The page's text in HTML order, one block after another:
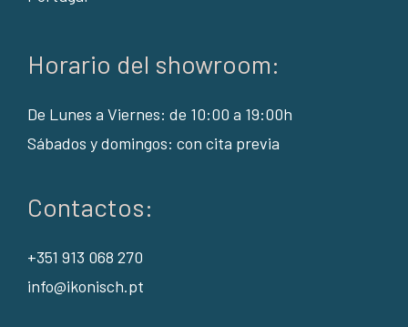
Horario del showroom:
De Lunes a Viernes: de 10:00 a 19:00h
Sábados y domingos: con cita previa
Contactos:
+351 913 068 270
info@ikonisch.pt